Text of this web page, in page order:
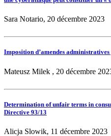
Sara Notario, 20 décembre 2023
Imposition d’amendes
Mateusz Milek , 20 décembre
Determination of unfair terms in
Directive 93/13
Alicja Slowik, 11 décembre 2023